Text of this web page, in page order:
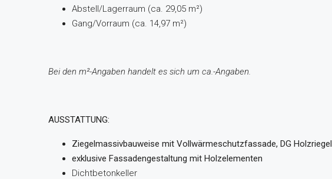
Abstell/Lagerraum (ca. 29,05 m²)
Gang/Vorraum (ca. 14,97 m²)
Bei den m²-Angaben handelt es sich um ca.-Angaben.
AUSSTATTUNG:
Ziegelmassivbauweise mit Vollwärmeschutzfassade, DG Holzriegel
exklusive Fassadengestaltung mit Holzelementen
Dichtbetonkeller